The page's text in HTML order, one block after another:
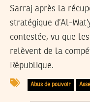
Sarraj après la
stratégique d’Al-
contestée, vu que
relèvent de la
République.
Abus de pouvoir